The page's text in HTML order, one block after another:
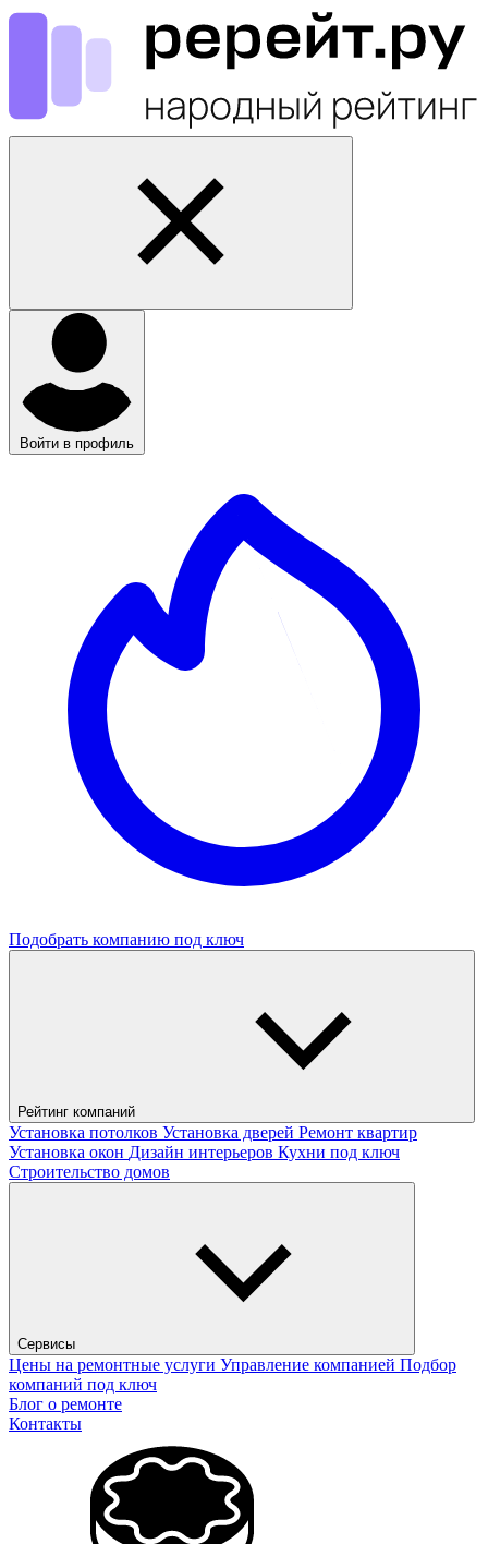
Войти в профиль
Подобрать компанию под ключ
Рейтинг компаний
Установка потолков Установка дверей Ремонт квартир
Установка окон Дизайн интерьеров Кухни под ключ
Строительство домов
Сервисы
Цены на ремонтные услуги Управление компанией Подбор
компаний под ключ
Блог о ремонте
Контакты